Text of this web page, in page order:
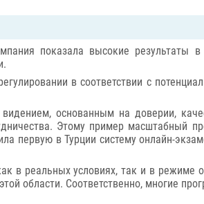
показала высокие результаты в
в соответствии с
основанным на доверии,
Этому пример масштабный
первую в Турции систему онлайн-
в реальных условиях, так и в режиме
области. Соответственно, многие